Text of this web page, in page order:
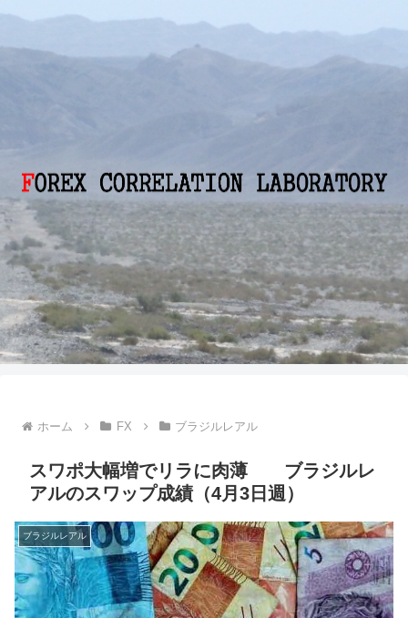
ホーム FX ブラジルレアル
スワポ大幅増でリラに肉薄 ブラジルレ
アルのスワップ成績（4月3日週）
ブラジルレアル